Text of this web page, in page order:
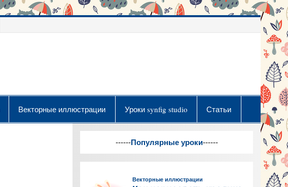
Векторные иллюстрации Уроки synfig studio Статьи
------Популярные уроки------